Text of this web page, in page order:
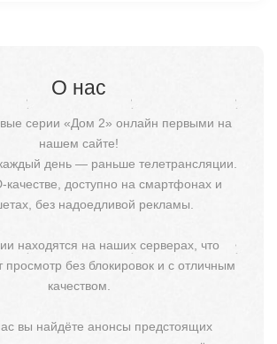
О нас
серии «Дом 2» онлайн первыми на
нашем сайте!
день — раньше телетрансляции.
качестве, доступно на смартфонах и
без надоедливой рекламы.
находятся на наших серверах, что
просмотр без блокировок и с отличным
качеством.
вы найдёте анонсы предстоящих